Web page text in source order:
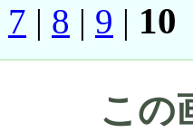
7 | 8 | 9 | 10
この